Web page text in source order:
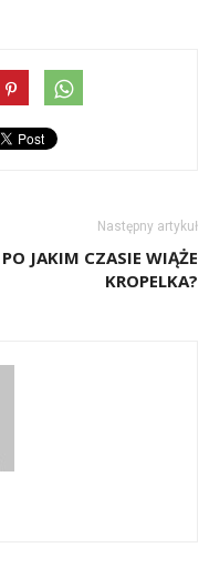
Następny artykuł
PO JAKIM CZASIE WIĄŻE
KROPELKA?